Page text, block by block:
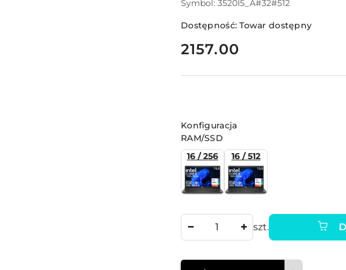
Symbol: 3520I5_A#32#512
Dostępność:Towar dostępny
cena:
2157.00
Wariant
Konfiguracja
RAM/SSD
16 / 256
16 / 512
szt.